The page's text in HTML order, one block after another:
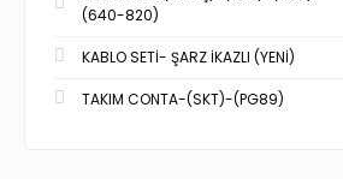
(640-820)
KABLO SETİ- ŞARZ İKAZLI (YENİ)
TAKIM CONTA-(SKT)-(PG89)